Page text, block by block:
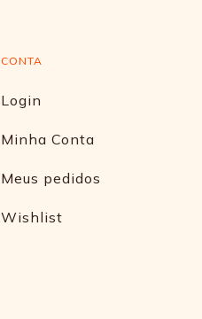
CONTA
Login
Minha Conta
Meus pedidos
Wishlist